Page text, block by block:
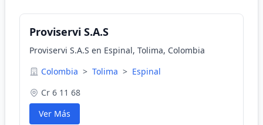
Proviservi S.A.S
Proviservi S.A.S en Espinal, Tolima, Colombia
Colombia > Tolima > Espinal
Cr 6 11 68
Ver Más